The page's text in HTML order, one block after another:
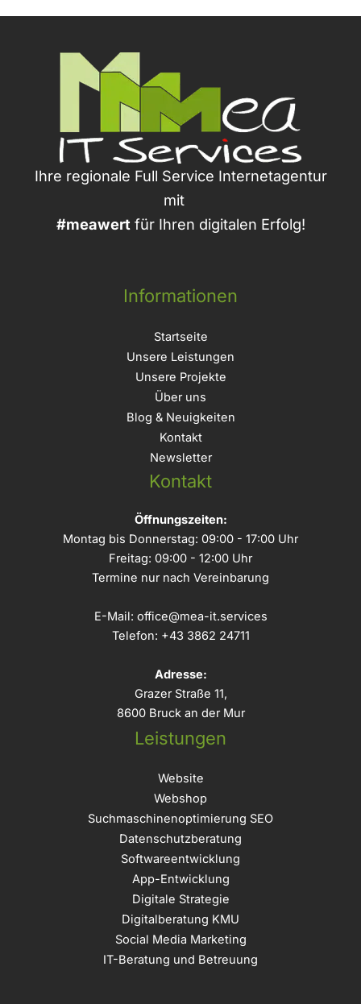
Ihre regionale Full Service Internetagentur
mit
#meawert für Ihren digitalen Erfolg!
Informationen
Startseite
Unsere Leistungen
Unsere Projekte
Über uns
Blog & Neuigkeiten
Kontakt
Newsletter
Kontakt
Öffnungszeiten:
Montag bis Donnerstag: 09:00 - 17:00 Uhr
Freitag: 09:00 - 12:00 Uhr
Termine nur nach Vereinbarung
E-Mail: office@mea-it.services
Telefon: +43 3862 24711
Adresse:
Grazer Straße 11,
8600 Bruck an der Mur
Leistungen
Website
Webshop
Suchmaschinenoptimierung SEO
Datenschutzberatung
Softwareentwicklung
App-Entwicklung
Digitale Strategie
Digitalberatung KMU
Social Media Marketing
IT-Beratung und Betreuung